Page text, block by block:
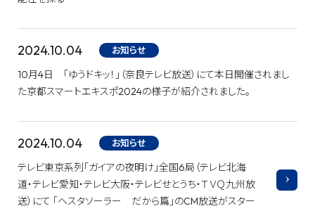
2024.10.04 お知らせ
10月4日 「ゆうドキッ！」（奈良テレビ放送）にて本日開催されまし
た京都スマートエキスポ2024の様子が紹介されました。
2024.10.04 お知らせ
テレビ東京系列「ガイアの夜明け」全国6局（テレビ北海
道・テレビ愛知・テレビ大阪・テレビせとうち・ＴＶＱ九州放
送）にて 「ヘスタソーラー だから篇」のCM放送がスター